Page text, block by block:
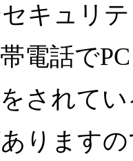
キュリ
電話で
されて
ります